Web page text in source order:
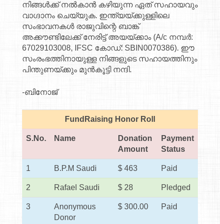
നിങ്ങൾക്ക് നൽകാൻ കഴിയുന്ന ഏത് സഹായവും
വാഗ്ദാനം ചെയ്യുക. ഇന്ത്യയ്ക്കുള്ളിലെ
സംഭാവനകൾ രാജുവിന്റെ ബാങ്ക്
അക്കൗണ്ടിലേക്ക് നേരിട്ട് അയയ്ക്കാം (A/c നമ്പർ:
67029103008, IFSC കോഡ്: SBIN0070386). ഈ
സംരംഭത്തിനായുള്ള നിങ്ങളുടെ സഹായത്തിനും
പിന്തുണയ്ക്കും മുൻ‌കൂട്ടി നന്ദി.
-ബിനോജ്
FundRaising Honor Roll
S.No. Name
Donation
Amount
Payment
Status
1 B.P.M Saudi $ 463 Paid
2 Rafael Saudi $ 28 Pledged
3
Anonymous
Donor
$ 300.00 Paid